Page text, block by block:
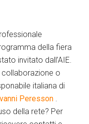
della fiera
invitato dall’AIE.
collaborazione o
italiana di
Peresson .
della rete? Per